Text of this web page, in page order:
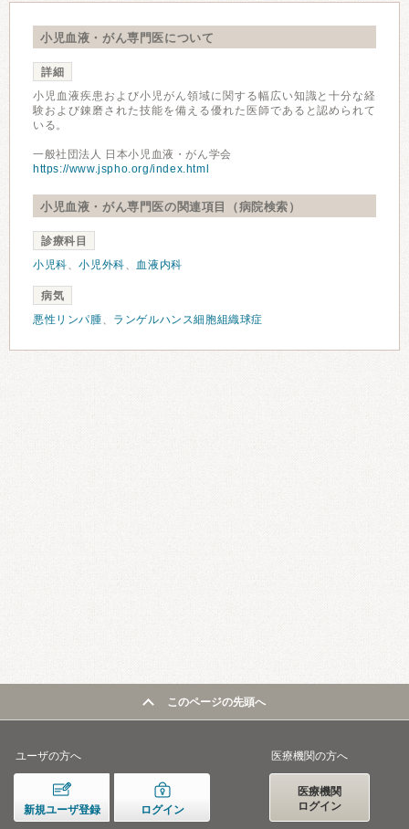
小児血液・がん専門医について
詳細
小児血液疾患および小児がん領域に関する幅広い知識と十分な経
験および錬磨された技能を備える優れた医師であると認められて
いる。
一般社団法人 日本小児血液・がん学会
https://www.jspho.org/index.html
小児血液・がん専門医の関連項目（病院検索）
診療科目
小児科、小児外科、 血液内科
病気
悪性リンパ腫、 ランゲルハンス細胞組織球症
このページの先頭へ
ユーザの方へ
新規ユーザ登録 ログイン
医療機関の方へ
医療機関
ログイン